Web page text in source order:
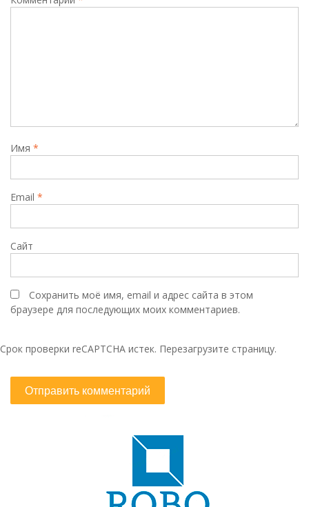
Имя *
Email *
Сайт
Сохранить моё имя, email и адрес сайта в этом
браузере для последующих моих комментариев.
Срок проверки reCAPTCHA истек. Перезагрузите страницу.